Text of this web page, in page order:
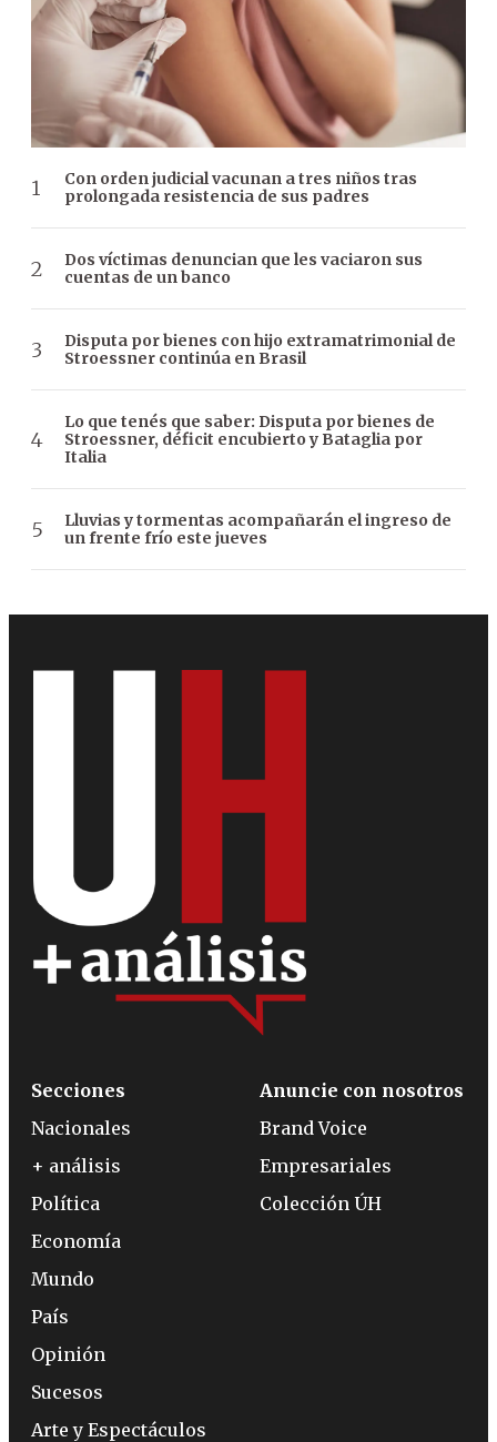
Con orden judicial vacunan a tres niños tras
prolongada resistencia de sus padres
Dos víctimas denuncian que les vaciaron sus
cuentas de un banco
Disputa por bienes con hijo extramatrimonial de
Stroessner continúa en Brasil
Lo que tenés que saber: Disputa por bienes de
Stroessner, déficit encubierto y Bataglia por
Italia
Lluvias y tormentas acompañarán el ingreso de
un frente frío este jueves
Secciones
Nacionales
+ análisis
Política
Economía
Mundo
País
Opinión
Sucesos
Arte y Espectáculos
Anuncie con nosotros
Brand Voice
Empresariales
Colección ÚH